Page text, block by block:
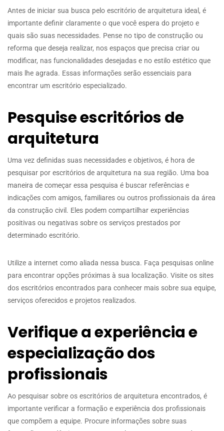
Antes de iniciar sua busca pelo escritório de arquitetura ideal, é
importante definir claramente o que você espera do projeto e
quais são suas necessidades. Pense no tipo de construção ou
reforma que deseja realizar, nos espaços que precisa criar ou
modificar, nas funcionalidades desejadas e no estilo estético que
mais lhe agrada. Essas informações serão essenciais para
encontrar um escritório especializado.
Pesquise escritórios de
arquitetura
Uma vez definidas suas necessidades e objetivos, é hora de
pesquisar por escritórios de arquitetura na sua região. Uma boa
maneira de começar essa pesquisa é buscar referências e
indicações com amigos, familiares ou outros profissionais da área
da construção civil. Eles podem compartilhar experiências
positivas ou negativas sobre os serviços prestados por
determinado escritório.
Utilize a internet como aliada nessa busca. Faça pesquisas online
para encontrar opções próximas à sua localização. Visite os sites
dos escritórios encontrados para conhecer mais sobre sua equipe,
serviços oferecidos e projetos realizados.
Verifique a experiência e
especialização dos
profissionais
Ao pesquisar sobre os escritórios de arquitetura encontrados, é
importante verificar a formação e experiência dos profissionais
que compõem a equipe. Procure informações sobre suas